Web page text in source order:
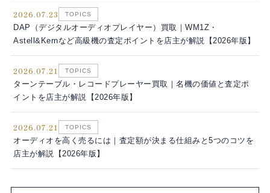
2026.07.23 TOPICS
DAP（デジタルオーディオプレイヤー）買取｜WM1Z・
Astell&Kernなど高級機の査定ポイントを店主が解説【2026年版】
2026.07.21 TOPICS
ターンテーブル・レコードプレーヤー買取｜名機の価値と査定ポ
イントを店主が解説【2026年版】
2026.07.21 TOPICS
オーディオを高く売るには｜査定額が決まる仕組みと5つのコツを
店主が解説【2026年版】